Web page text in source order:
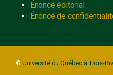
Énoncé éditorial
Énoncé de
© Université du Québec à Trois-